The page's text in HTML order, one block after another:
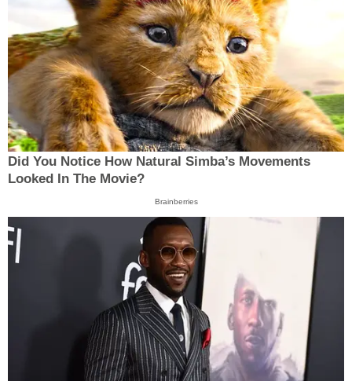
Did You Notice How Natural Simba’s Movements
Looked In The Movie?
Brainberries